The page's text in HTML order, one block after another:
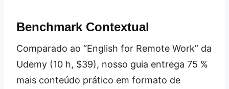
Benchmark Contextual
Comparado ao “English for Remote Work” da
Udemy (10 h, $39), nosso guia entrega 75 %
mais conteúdo prático em formato de